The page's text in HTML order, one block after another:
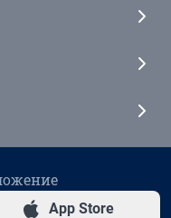
App Store